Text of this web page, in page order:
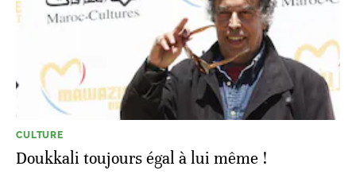
CULTURE
Doukkali toujours égal à lui même !